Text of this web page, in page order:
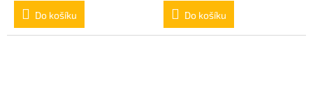
Do košíku Do košíku